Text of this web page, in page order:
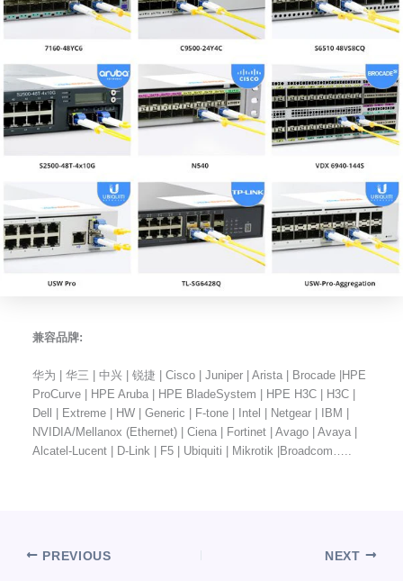
兼容品牌:
华为 | 华三 | 中兴 | 锐捷 | Cisco | Juniper | Arista | Brocade |HPE
ProCurve | HPE Aruba | HPE BladeSystem | HPE H3C | H3C |
Dell | Extreme | HW | Generic | F-tone | Intel | Netgear | IBM |
NVIDIA/Mellanox (Ethernet) | Ciena | Fortinet | Avago | Avaya |
Alcatel-Lucent | D-Link | F5 | Ubiquiti | Mikrotik |Broadcom…..
PREVIOUS NEXT